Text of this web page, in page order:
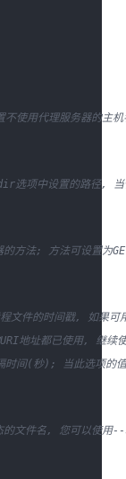
不使用代理服务器的主
选项中设置的路径,
方法; 方法可设置为
文件的时间戳, 如果可
地址都已使用, 继续
时间(秒); 当此选项的
的文件名, 您可以使